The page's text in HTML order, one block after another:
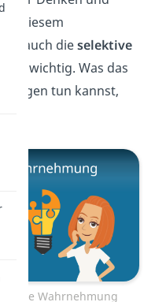
In diesem
ist auch dieselektive
sehr wichtig. Was das
tun kannst,
Wahrnehmung